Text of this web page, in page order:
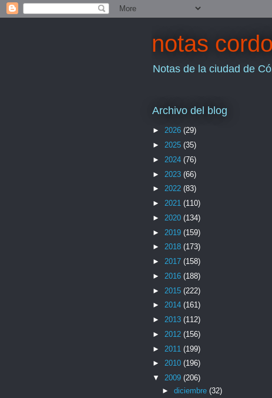
notas
Notas de la ciudad de
Archivo del blog
► 2026 (29)
► 2025 (35)
► 2024 (76)
► 2023 (66)
► 2022 (83)
► 2021 (110)
► 2020 (134)
► 2019 (159)
► 2018 (173)
► 2017 (158)
► 2016 (188)
► 2015 (222)
► 2014 (161)
► 2013 (112)
► 2012 (156)
► 2011 (199)
► 2010 (196)
▼ 2009 (206)
► diciembre (32)